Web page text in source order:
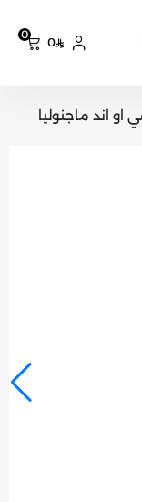
0
0
اند ماجنوليا